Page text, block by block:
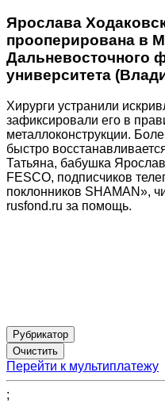
Ярослава
прооперирована в
Дальневосточного
университета
Хирурги устранили
зафиксировали его в
металлоконструкции.
быстро
Татьяна, бабушка
FESCO, подписчиков
поклонников SHAMAN»,
rusfond.ru за помощь.
Рубрикатор
Перейти к мультиплатежу
;